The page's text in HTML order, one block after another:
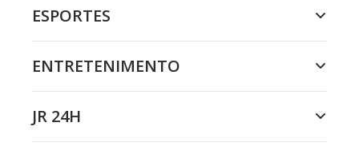
ESPORTES
ENTRETENIMENTO
JR 24H